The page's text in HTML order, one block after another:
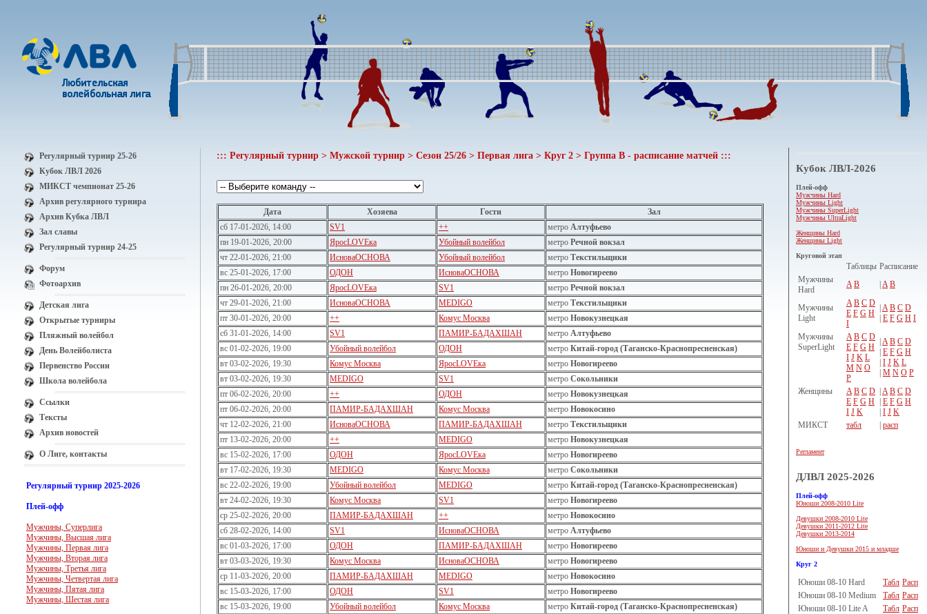
Регулярный турнир 25-26
Кубок ЛВЛ 2026
МИКСТ чемпионат 25-26
Архив регулярного турнира
Архив Кубка ЛВЛ
Зал славы
Регулярный турнир 24-25
Форум
Фотоархив
Детская лига
Открытые турниры
Пляжный волейбол
День Волейболиста
Первенство России
Школа волейбола
Ссылки
Тексты
Архив новостей
О Лиге, контакты
Регулярный турнир 2025-2026
Плей-офф
Мужчины, Суперлига
Мужчины, Высшая лига
Мужчины, Первая лига
Мужчины, Вторая лига
Мужчины, Третья лига
Мужчины, Четвертая лига
Мужчины, Пятая лига
Мужчины, Шестая лига
::: Регулярный турнир > Мужской турнир > Сезон 25/26 > Первая лига > Круг 2 > Группа B - расписание матчей :::
Дата Хозяева Гости
Зал
сб 17-01-2026, 14:00
SV1 ++ метро Алтуфьево
пн 19-01-2026, 20:00
ЯросLOVEка Убойный волейбол метро Речной вокзал
чт 22-01-2026, 21:00
ИсноваОСНОВА Убойный волейбол метро Текстильщики
вс 25-01-2026, 17:00
ОДОН ИсноваОСНОВА метро Новогиреево
пн 26-01-2026, 20:00
ЯросLOVEка SV1 метро Речной вокзал
чт 29-01-2026, 21:00
ИсноваОСНОВА MEDIGO метро Текстильщики
пт 30-01-2026, 20:00
++ Комус Москва метро Новокузнецкая
сб 31-01-2026, 14:00
SV1 ПАМИР-БАДАХШАН метро Алтуфьево
вс 01-02-2026, 19:00
Убойный волейбол ОДОН метро Китай-город (Таганско-Краснопресненская)
вт 03-02-2026, 19:30
Комус Москва ЯросLOVEка метро Новогиреево
вт 03-02-2026, 19:30
MEDIGO SV1 метро Сокольники
пт 06-02-2026, 20:00
++ ОДОН метро Новокузнецкая
пт 06-02-2026, 20:00
ПАМИР-БАДАХШАН Комус Москва метро Новокосино
чт 12-02-2026, 21:00
ИсноваОСНОВА ПАМИР-БАДАХШАН метро Текстильщики
пт 13-02-2026, 20:00
++ MEDIGO метро Новокузнецкая
вс 15-02-2026, 17:00
ОДОН ЯросLOVEка метро Новогиреево
вт 17-02-2026, 19:30
MEDIGO Комус Москва метро Сокольники
вс 22-02-2026, 19:00
Убойный волейбол MEDIGO метро Китай-город (Таганско-Краснопресненская)
вт 24-02-2026, 19:30
Комус Москва SV1 метро Новогиреево
ср 25-02-2026, 20:00
ПАМИР-БАДАХШАН ++ метро Новокосино
сб 28-02-2026, 14:00
SV1 ИсноваОСНОВА метро Алтуфьево
вс 01-03-2026, 17:00
ОДОН ПАМИР-БАДАХШАН метро Новогиреево
вт 03-03-2026, 19:30
Комус Москва ИсноваОСНОВА метро Новогиреево
ср 11-03-2026, 20:00
ПАМИР-БАДАХШАН MEDIGO метро Новокосино
вс 15-03-2026, 17:00
ОДОН SV1 метро Новогиреево
вс 15-03-2026, 19:00
Убойный волейбол Комус Москва метро Китай-город (Таганско-Краснопресненская)
Кубок ЛВЛ-2026
Плей-офф
Мужчины Hard
Мужчины Light
Мужчины SuperLight
Мужчины UltraLight
Женщины Hard
Женщины Light
Круговой этап
Таблицы Расписание
Мужчины
Hard
A B |A B
Мужчины
Light
A B C D
E F G H
I
|A B C D
| E F G H I
Мужчины
SuperLight
A B C D
E F G H
I J K L
M N O
P
|A B C D
| E F G H
| I J K L
| M N O P
Женщины
A B C D
E F G H
I J K
|A B C D
| E F G H
| I J K
МИКСТ
табл | расп
Регламент
ДЛВЛ 2025-2026
Плей-офф
Юноши 2008-2010 Lite
Девушки 2008-2010 Lite
Девушки 2011-2012 Lite
Девушки 2013-2014
Юноши и Девушки 2015 и младше
Круг 2
Юноши 08-10 Hard Табл Расп
Юноши 08-10 Medium
Табл Расп
Юноши 08-10 Lite A
Табл Расп